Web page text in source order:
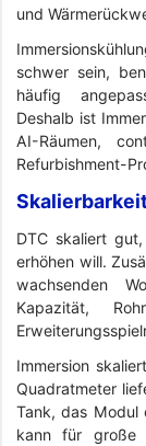
und
schwer sein,
häufig
Deshalb ist
AI-Räumen,
Refurbishment-
DTC skaliert
erhöhen will.
wachsenden
Kapazität,
Immersion
Quadratmeter
Tank, das Modul
kann für große